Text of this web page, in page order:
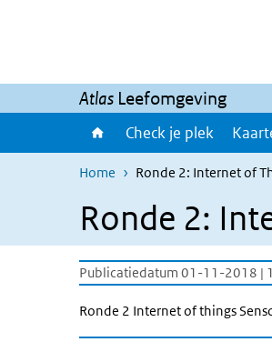
Atlas Leefomgeving
Check je plek
Home Ronde 2: Internet of
Ronde 2:
Publicatiedatum 01-11-2018 |
Ronde 2 Internet of things